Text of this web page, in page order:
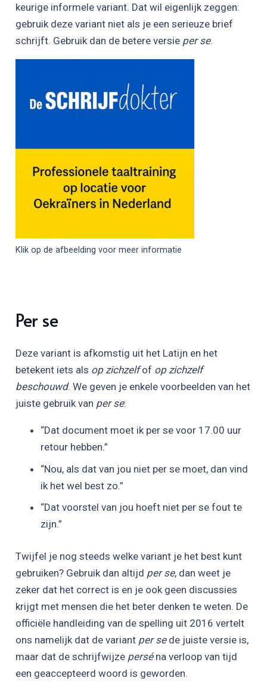
keurige informele variant. Dat wil eigenlijk zeggen:
gebruik deze variant niet als je een serieuze brief
schrijft. Gebruik dan de betere versie per se.
Klik op de afbeelding voor meer informatie
Per se
Deze variant is afkomstig uit het Latijn en het
betekent iets als op zichzelfof op zichzelf
beschouwd. We geven je enkele voorbeelden van het
juiste gebruik van per se:
“Dat document moet ik per se voor 17.00 uur
retour hebben.”
“Nou, als dat van jou niet per se moet, dan vind
ik het wel best zo.”
“Dat voorstel van jou hoeft niet per se fout te
zijn.”
Twijfel je nog steeds welke variant je het best kunt
gebruiken? Gebruik dan altijd per se, dan weet je
zeker dat het correct is en je ook geen discussies
krijgt met mensen die het beter denken te weten. De
officiële handleiding van de spelling uit 2016 vertelt
ons namelijk dat de variant per sede juiste versie is,
maar dat de schrijfwijze perséna verloop van tijd
een geaccepteerd woord is geworden.